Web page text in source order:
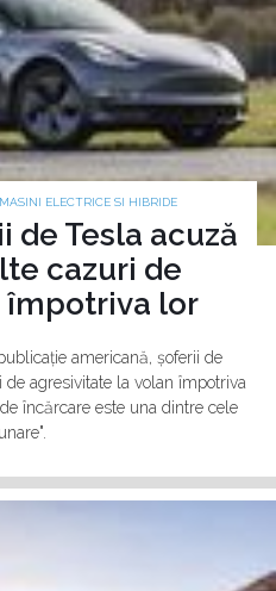
MASINI ELECTRICE SI HIBRIDE
de Tesla acuză
cazuri de
lor
americană, șoferii de
agresivitate la volan împotriva
încărcare este una dintre cele